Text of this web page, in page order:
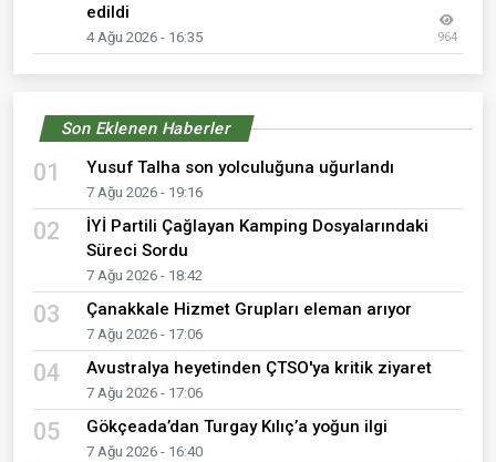
edildi
4 Ağu 2026 - 16:35 964
Son Eklenen Haberler
01 Yusuf Talha son yolculuğuna uğurlandı
7 Ağu 2026 - 19:16
02
İYİ Partili Çağlayan Kamping Dosyalarındaki
Süreci Sordu
7 Ağu 2026 - 18:42
03 Çanakkale Hizmet Grupları eleman arıyor
7 Ağu 2026 - 17:06
04 Avustralya heyetinden ÇTSO'ya kritik ziyaret
7 Ağu 2026 - 17:06
05 Gökçeada’dan Turgay Kılıç’a yoğun ilgi
7 Ağu 2026 - 16:40